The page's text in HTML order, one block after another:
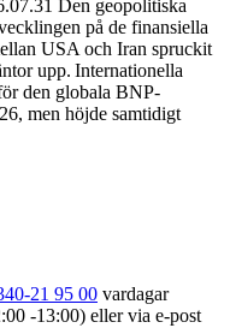
Den geopolitiska
på de finansiella
USA och Iran spruckit
upp. Internationella
den globala BNP-
men höjde samtidigt
21 95 00 vardagar
-13:00) eller via e-post